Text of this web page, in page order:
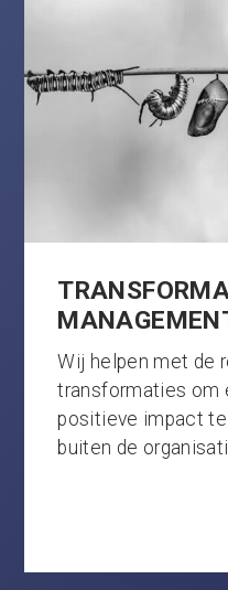
Wij helpen met de
transformaties om
positieve impact te
buiten de